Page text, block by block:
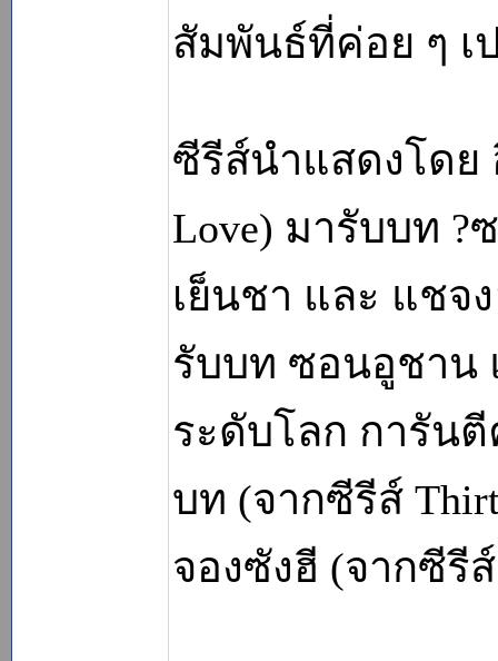
สัมพันธ์ที่ค่อย ๆ เ
ซีรีส์นำแสดงโดย
Love) มารับบท ?
เย็นชา และ แชจ
รับบท ซอนอูชาน
ระดับโลก การัน
บท (จากซีรีส์
จองซังฮี (จากซีรีส์